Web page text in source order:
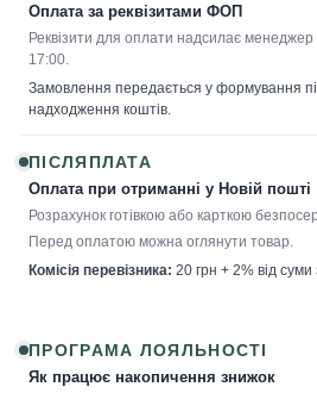
Оплата за реквізитами ФОП
Реквізити для оплати надсилає
17:00.
Замовлення передається у формування
надходження коштів.
ПІСЛЯПЛАТА
Оплата при отриманні у Новій пошті
Розрахунок готівкою або карткою
Перед оплатою можна оглянути товар.
Комісія перевізника: 20 грн + 2% від
ПРОГРАМА ЛОЯЛЬНОСТІ
Як працює накопичення знижок